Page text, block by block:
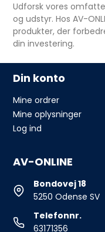
Udforsk vores
og udstyr. Hos AV-
produkter, der
din investering.
Din konto
Mine ordrer
Mine oplysninger
Log ind
AV-ONLINE
Bondovej 18
5250 Odense SV
Telefonnr.
63171356